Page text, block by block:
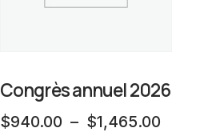
Congrès annuel 2026
$940.00 – $1,465.00